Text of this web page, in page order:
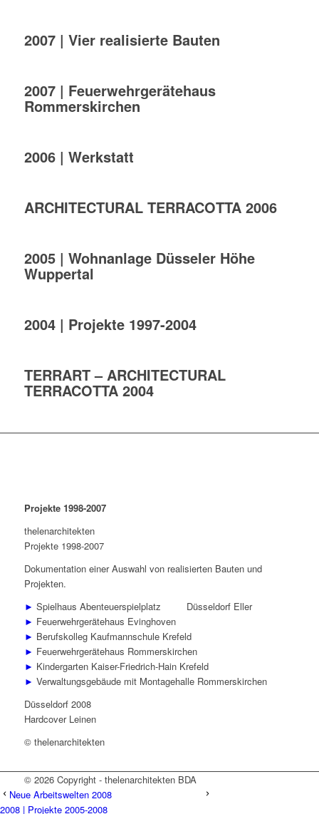
2007 | Vier realisierte Bauten
2007 | Feuerwehrgerätehaus
Rommerskirchen
2006 | Werkstatt
ARCHITECTURAL TERRACOTTA 2006
2005 | Wohnanlage Düsseler Höhe
Wuppertal
2004 | Projekte 1997-2004
TERRART – ARCHITECTURAL
TERRACOTTA 2004
Projekte 1998-2007
thelenarchitekten
Projekte 1998-2007
Dokumentation einer Auswahl von realisierten Bauten und
Projekten.
► Spielhaus Abenteuerspielplatz Düsseldorf Eller
► Feuerwehrgerätehaus Evinghoven
► Berufskolleg Kaufmannschule Krefeld
► Feuerwehrgerätehaus Rommerskirchen
► Kindergarten Kaiser-Friedrich-Hain Krefeld
► Verwaltungsgebäude mit Montagehalle Rommerskirchen
Düsseldorf 2008
Hardcover Leinen
© thelenarchitekten
© 2026 Copyright - thelenarchitekten BDA
Neue Arbeitswelten 2008
2008 | Projekte 2005-2008